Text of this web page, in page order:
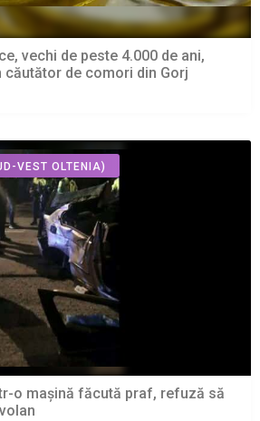
vechi de peste 4.000 de ani,
căutător de comori din Gorj
VEST OLTENIA)
o mașină făcută praf, refuză să